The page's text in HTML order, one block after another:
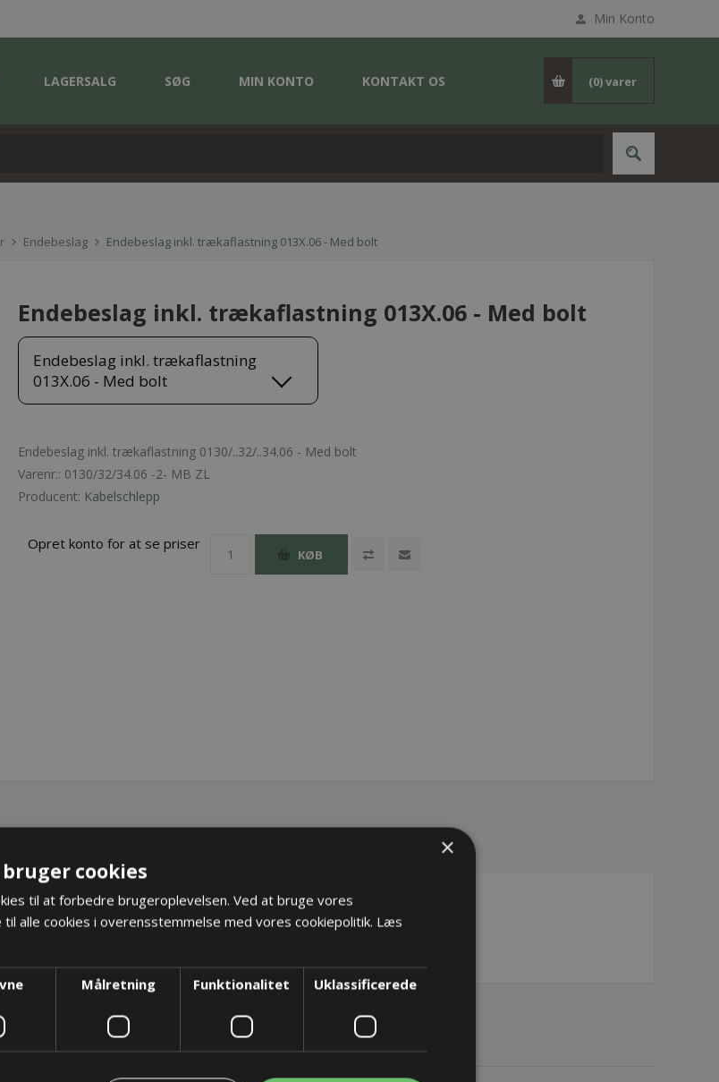
Min Konto
LAGERSALG SØG MIN KONTO KONTAKT OS (0)varer
Endebeslag Endebeslag inkl. trækaflastning 013X.06 - Med bolt
Endebeslag inkl. trækaflastning 013X.06 - Med bolt
Endebeslag inkl. trækaflastning
013X.06 - Med bolt
Endebeslag inkl. trækaflastning 0130/..32/..34.06 - Med bolt
Varenr.: 0130/32/34.06 -2- MB ZL
Producent: Kabelschlepp
Opret konto for at se priser
KØB
×
cookies
til at forbedre brugeroplevelsen. Ved at bruge vores
alle cookies i overensstemmelse med vores cookiepolitik. Læs
Målretning Funktionalitet Uklassificerede